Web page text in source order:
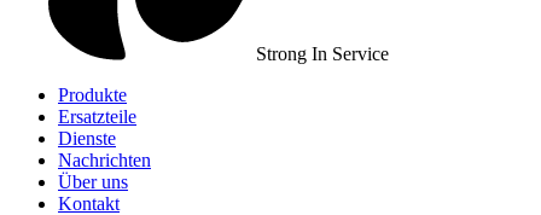
Strong In Service
Produkte
Ersatzteile
Dienste
Nachrichten
Über uns
Kontakt